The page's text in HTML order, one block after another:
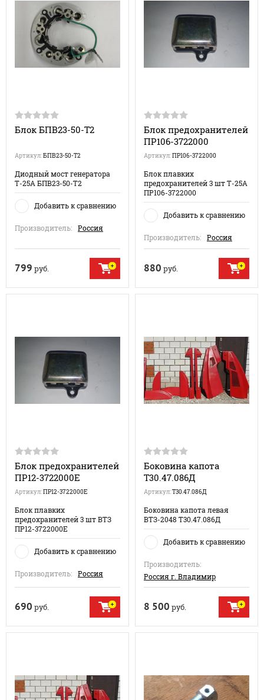
Блок БПВ23-50-Т2
Артикул:БПВ23-50-Т2
Диодный мост генератора
Т-25А БПВ23-50-Т2
Добавить к сравнению
Производитель: Россия
799 руб.
Блок предохранителей
ПР106-3722000
Артикул:ПР106-3722000
Блок плавких
предохранителей 3 шт Т-25А
ПР106-3722000
Добавить к сравнению
Производитель: Россия
880 руб.
Блок предохранителей
ПР12-3722000Е
Артикул:ПР12-3722000Е
Блок плавких
предохранителей 3 шт ВТЗ
ПР12-3722000Е
Добавить к сравнению
Производитель: Россия
690 руб.
Боковина капота
Т30.47.086Д
Артикул:Т30.47.086Д
Боковина капота левая
ВТЗ-2048 Т30.47.086Д
Добавить к сравнению
Производитель:
Россия г. Владимир
8 500 руб.